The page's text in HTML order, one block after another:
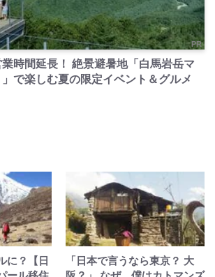
PR
時間延長！ 絶景避暑地「白馬岩岳マ
で楽しむ夏の限定イベント＆グルメ
に？【日
「日本で言うなら東京？ 大